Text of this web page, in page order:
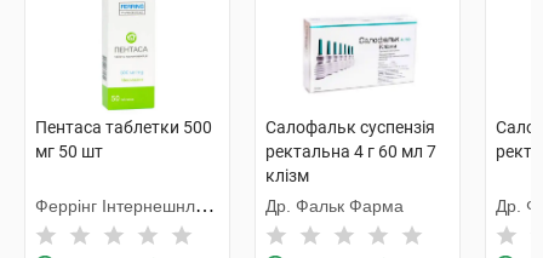
Пентаса таблетки 500
мг 50 шт
Феррінг Інтернешнл
Сентер
Салофальк суспензія
ректальна 4 г 60 мл 7
клізм
Др. Фальк Фарма
Др.